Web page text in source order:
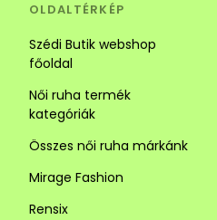
OLDALTÉRKÉP
Szédi Butik webshop
főoldal
Női ruha termék
kategóriák
Összes női ruha márkánk
Mirage Fashion
Rensix